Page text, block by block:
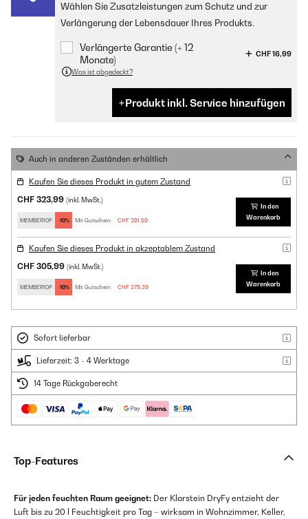
Wählen Sie Zusatzleistungen zum Schutz und zur
Verlängerung der Lebensdauer Ihres Produkts.
Verlängerte Garantie (+ 12
Monate)
CHF 16,99
Was ist abgedeckt?
Produkt inkl. Service hinzufügen
Auch in anderen Zuständen erhältlich
Kaufen Sie dieses Produkt in gutem Zustand
CHF 323,99 (inkl. MwSt.)
MEMBER10P -10% Mit Gutschein: CHF 291,59
In den
Warenkorb
Kaufen Sie dieses Produkt in akzeptablem Zustand
CHF 305,99 (inkl. MwSt.)
MEMBER10P -10% Mit Gutschein: CHF 275,39
In den
Warenkorb
Sofort lieferbar
Lieferzeit: 3 - 4 Werktage
14 Tage Rückgaberecht
Top-Features
Für jeden feuchten Raum geeignet: Der Klarstein DryFy entzieht der
Luft bis zu 20 l Feuchtigkeit pro Tag – wirksam in Wohnzimmer, Keller,